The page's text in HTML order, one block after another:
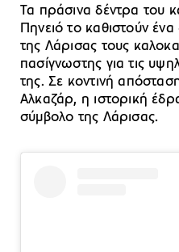
Τα πράσινα δέντρα του
Πηνειό το καθιστούν
της Λάρισας τους
πασίγνωστης για τις
της. Σε κοντινή
Αλκαζάρ, η ιστορική
σύμβολο της Λάρισας.